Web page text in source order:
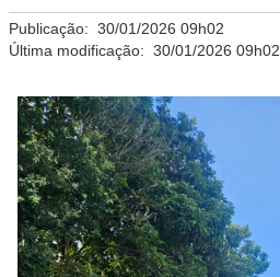
Publicação: 30/01/2026 09h02
Última modificação: 30/01/2026 09h02